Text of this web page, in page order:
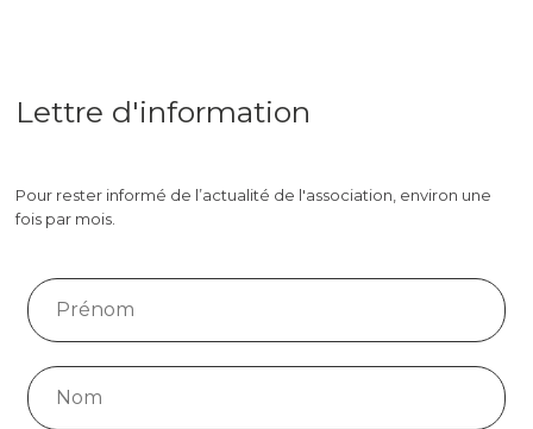
Lettre d'information
Pour rester informé de l’actualité de l'association, environ une
fois par mois.